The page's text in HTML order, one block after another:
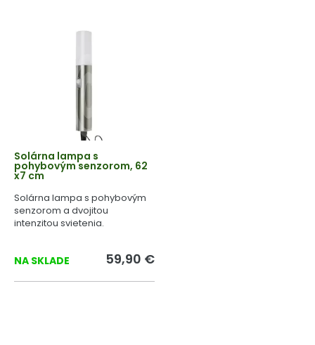
Solárna lampa s
pohybovým senzorom, 62
x7 cm
Solárna lampa s pohybovým
senzorom a dvojitou
intenzitou svietenia.
NA SKLADE 59,90 €